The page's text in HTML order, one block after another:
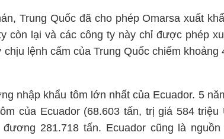
Trung Quốc đã cho phép Omarsa xuất
còn lại và các công ty này chỉ được phép
chịu lệnh cấm của Trung Quốc chiếm
nhập khẩu tôm lớn nhất của Ecuador. 5
của Ecuador (68.603 tấn, trị giá 584
281.718 tấn. Ecuador cũng là